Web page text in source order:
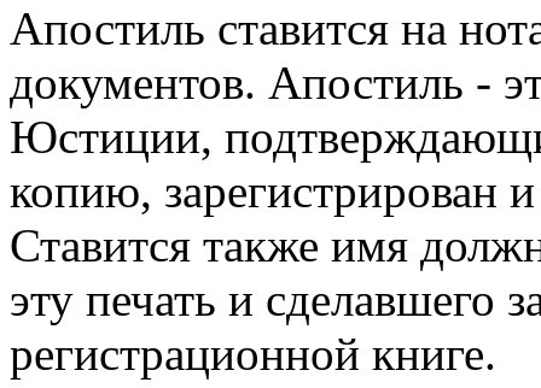
Апостиль ставится на
документов. Апостиль -
Юстиции,
копию, зарегистрирован
Ставится также имя
эту печать и сделавшего
регистрационной книге.